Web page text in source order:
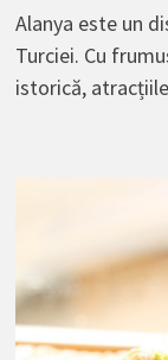
Alanya este un
Turciei. Cu
istorică,